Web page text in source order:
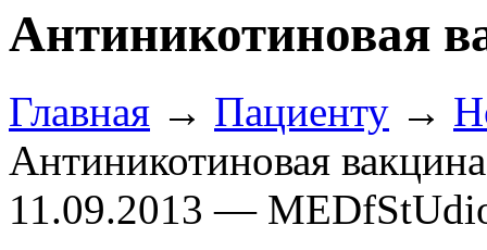
Антиникотиновая
Главная → Пациенту →
Антиникотиновая вакцина
11.09.2013 —